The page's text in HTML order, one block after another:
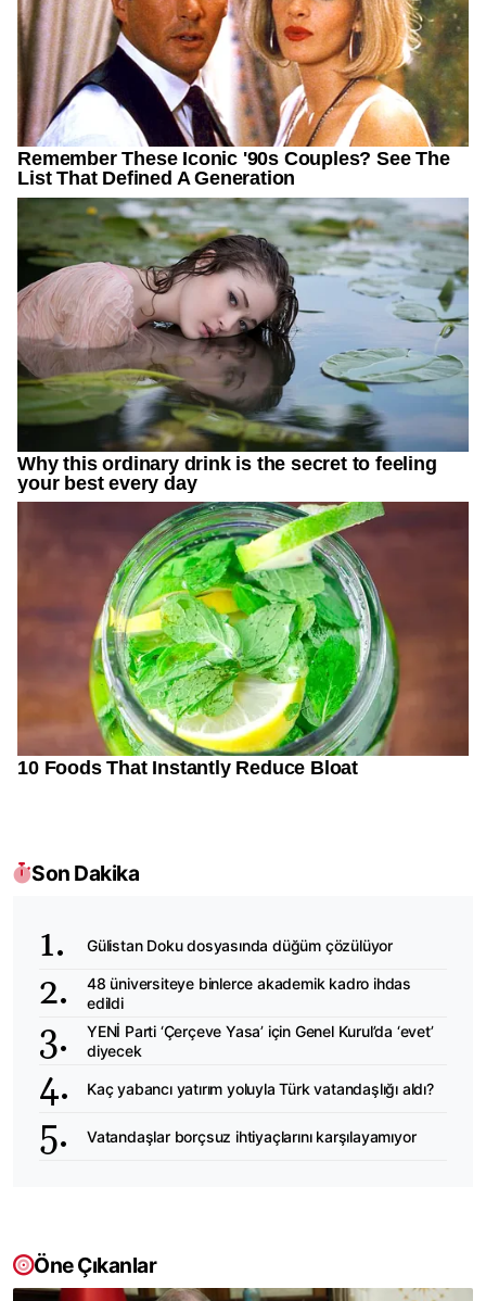
Son Dakika
Gülistan Doku dosyasında düğüm çözülüyor
48 üniversiteye binlerce akademik kadro ihdas
edildi
YENİ Parti ‘Çerçeve Yasa’ için Genel Kurul’da ‘evet’
diyecek
Kaç yabancı yatırım yoluyla Türk vatandaşlığı aldı?
Vatandaşlar borçsuz ihtiyaçlarını karşılayamıyor
Öne Çıkanlar